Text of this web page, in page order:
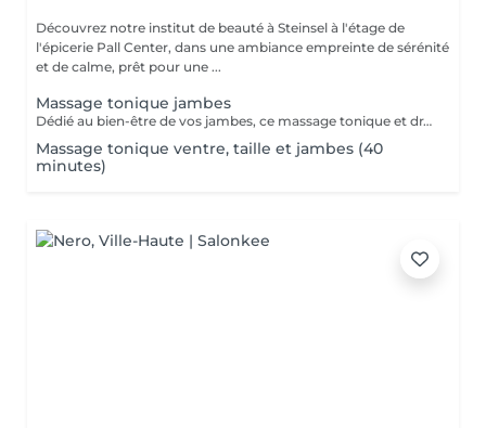
Découvrez notre institut de beauté à Steinsel à l'étage de
l'épicerie Pall Center, dans une ambiance empreinte de sérénité
et de calme, prêt pour une ...
Massage tonique jambes
Dédié au bien-être de vos jambes, ce massage tonique et drainant vous procure une délicieuse sensation de légèreté.
Massage tonique ventre, taille et jambes (40
minutes)